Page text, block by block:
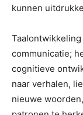
kunnen
communicatie;
cognitieve
naar verhalen,
nieuwe